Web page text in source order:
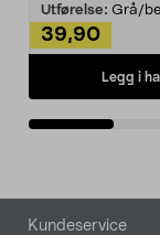
Utførelse: Grå/
39,90
Legg i
Bunntekst
Kundeservice